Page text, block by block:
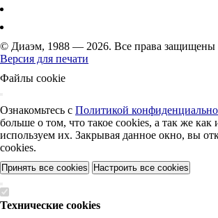
© Диаэм, 1988 — 2026. Все права защищены
Версия для печати
Файлы cookie
Ознакомьтесь с Политикой
больше о том, что такое cookies, а так же как
используем их. Закрывая данное окно, вы
cookies.
Принять все cookies Настроить все cookies
Технические cookies